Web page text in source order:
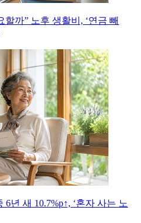
할까” 노후 생활비, ‘연금 빼
6년 새 10.7%p↑, ‘혼자 사는 노